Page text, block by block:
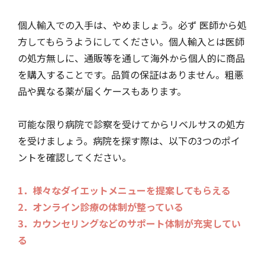
個人輸入での入手は、やめましょう。必ず 医師から処
方してもらうようにしてください。個人輸入とは医師
の処方無しに、通販等を通して海外から個人的に商品
を購入することです。品質の保証はありません。粗悪
品や異なる薬が届くケースもあります。
可能な限り病院で診察を受けてからリベルサスの処方
を受けましょう。病院を探す際は、以下の3つのポイ
ントを確認してください。
1．様々なダイエットメニューを提案してもらえる
2．オンライン診療の体制が整っている
3．カウンセリングなどのサポート体制が充実してい
る